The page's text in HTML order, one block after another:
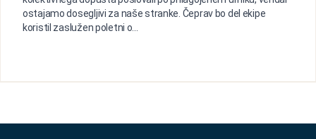
ostajamo dosegljivi za naše stranke. Čeprav bo del ekipe
koristil zaslužen poletni o...